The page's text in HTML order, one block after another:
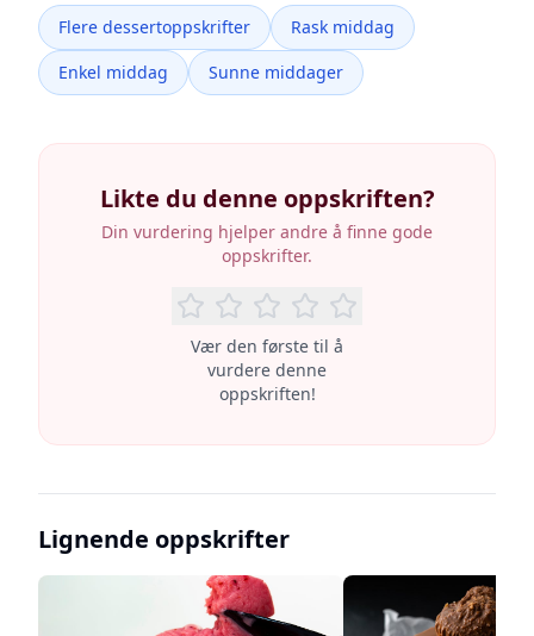
Flere dessertoppskrifter
Rask middag
Enkel middag
Sunne middager
Likte du denne oppskriften?
Din vurdering hjelper andre å finne gode
oppskrifter.
Vær den første til å
vurdere denne
oppskriften!
Lignende oppskrifter